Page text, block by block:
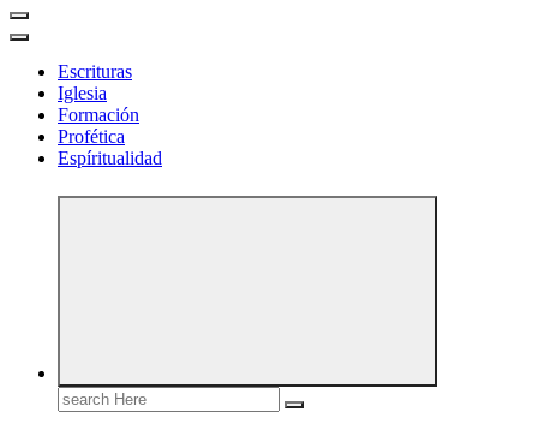
Escrituras
Iglesia
Formación
Profética
Espíritualidad
Search
for: